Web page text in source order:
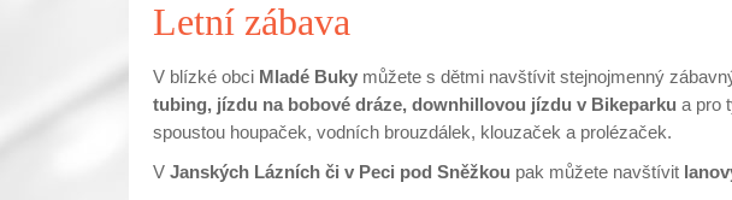
Letní zábava
V blízké obci Mladé Buky můžete s dětmi navštívit stejnojmenný
tubing, jízdu na bobové dráze, downhillovou jízdu v Bikeparku a pro
spoustou houpaček, vodních brouzdálek, klouzaček a prolézaček.
V Janských Lázních či v Peci pod Sněžkou pak můžete navštívit